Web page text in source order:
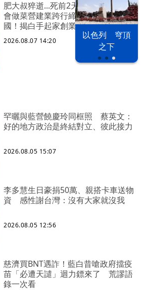
台股投資熱
以色列 穹頂
之下
肥大叔猝逝...死前2天還在直播 從不
會做菜營建業跨行締造破億電商帝
國！揭白手起家創業祕辛
2026.08.07 14:20
罕曬與藍營饒慶玲同框照 蔡英文：
好的地方政治是終結對立、彼此接力
2026.08.05 15:07
李多慧生日豪捐50萬、親搭卡車送物
資 感性謝台灣：沒有大家就沒我
2026.08.05 12:56
慈濟買BNT遇詐！藍白昔嗆政府擋疫
苗「必遭天譴」迴力鏢來了 荒謬語
錄一次看